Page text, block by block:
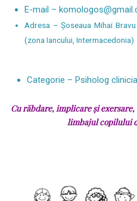
E-mail –
Adresa – Șoseaua Mihai
(zona Iancului, Intermacedonia)
Categorie – Psiholog
Cu răbdare, implicare și
limbajul copilului